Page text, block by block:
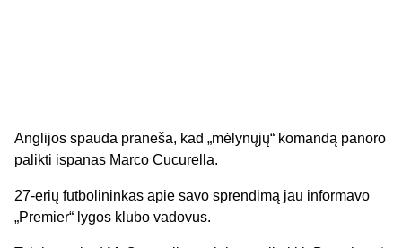
Anglijos spauda praneša, kad „mėlynųjų“ komandą panoro
palikti ispanas Marco Cucurella.
27-erių futbolininkas apie savo sprendimą jau informavo
„Premier“ lygos klubo vadovus.